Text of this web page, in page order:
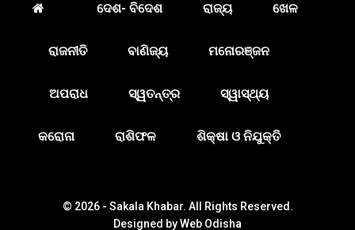
ଦେଶ- ବିଦେଶ ରାଜ୍ୟ ଖେଳ
ରାଜନୀତି ବାଣିଜ୍ୟ ମନୋରଞ୍ଜନ
ଅପରାଧ ସ୍ୱତନ୍ତ୍ର ସ୍ୱାସ୍ଥ୍ୟ
କରୋନା ରାଶିଫଳ ଶିକ୍ଷା ଓ ନିଯୁକ୍ତି
© 2026 - Sakala Khabar. All Rights Reserved.
Designed byWeb Odisha